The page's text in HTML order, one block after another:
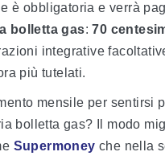
è obbligatoria e verrà
bolletta gas:70
integrative
più tutelati.
mensile per sentirsi
bolletta gas? Il modo
Supermoney che nella